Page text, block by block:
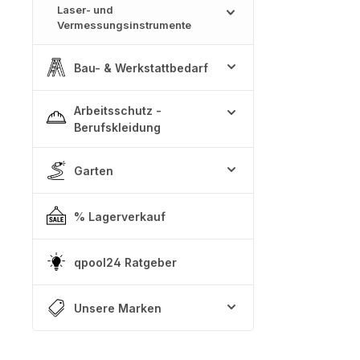
Laser- und
Vermessungsinstrumente
Bau- & Werkstattbedarf
Arbeitsschutz -
Berufskleidung
Garten
% Lagerverkauf
qpool24 Ratgeber
Unsere Marken